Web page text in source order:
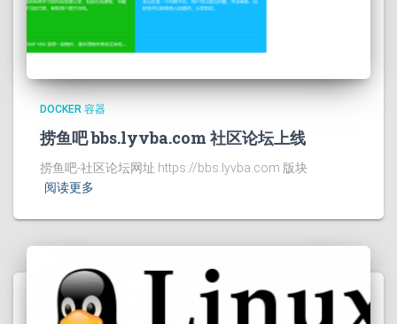
DOCKER 容器
捞鱼吧 bbs.lyvba.com 社区论坛上线
捞鱼吧-社区论坛网址 https://bbs.lyvba.com 版块
阅读更多